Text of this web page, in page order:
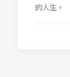
的人生。